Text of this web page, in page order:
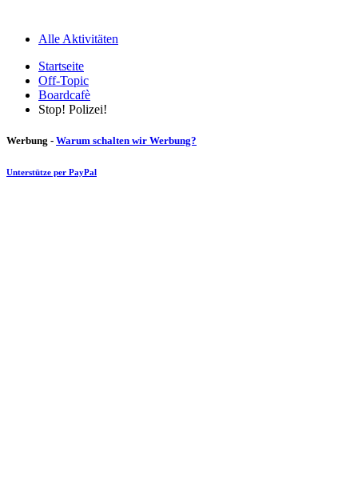
Alle Aktivitäten
Startseite
Off-Topic
Boardcafè
Stop! Polizei!
Werbung - Warum schalten wir Werbung?
Unterstütze per PayPal